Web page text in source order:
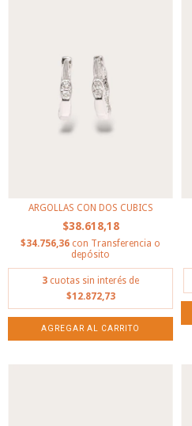
ARGOLLAS CON DOS CUBICS
$38.618,18
$34.756,36 con Transferencia o
depósito
3 cuotas sin interés de
$12.872,73